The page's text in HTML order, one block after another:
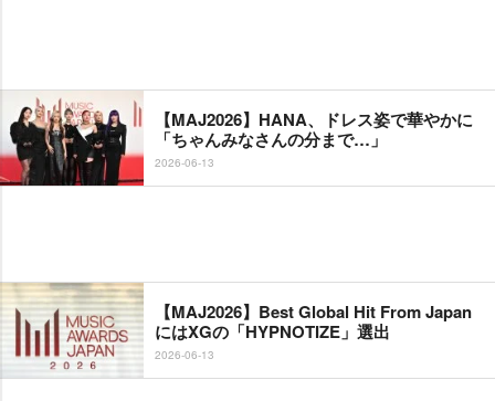
【MAJ2026】HANA、ドレス姿で華やかに
「ちゃんみなさんの分まで…」
2026-06-13
【MAJ2026】Best Global Hit From Japan
にはXGの「HYPNOTIZE」選出
2026-06-13